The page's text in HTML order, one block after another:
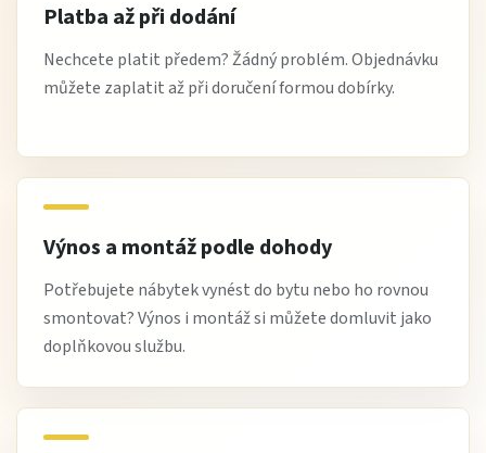
Platba až při dodání
Nechcete platit předem? Žádný problém. Objednávku
můžete zaplatit až při doručení formou dobírky.
Výnos a montáž podle dohody
Potřebujete nábytek vynést do bytu nebo ho rovnou
smontovat? Výnos i montáž si můžete domluvit jako
doplňkovou službu.